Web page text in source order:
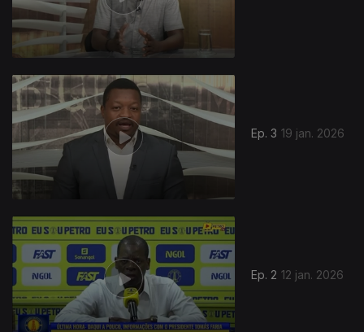
Ep. 3 19 jan. 2026
Ep. 2 12 jan. 2026